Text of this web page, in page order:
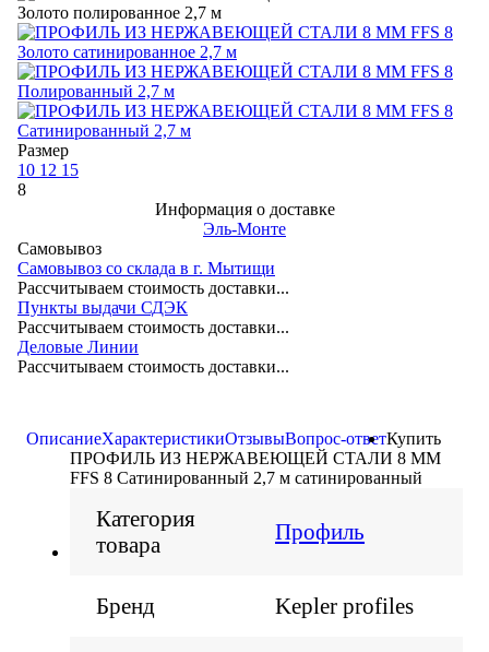
Размер
10 12 15
8
Информация о доставке
Эль-Монте
Самовывоз
Самовывоз со склада в г. Мытищи
Рассчитываем стоимость доставки...
Пункты выдачи СДЭК
Рассчитываем стоимость доставки...
Деловые Линии
Рассчитываем стоимость доставки...
ОписаниеХарактеристикиОтзывыВопрос-ответКупить
ПРОФИЛЬ ИЗ НЕРЖАВЕЮЩЕЙ СТАЛИ 8 ММ
FFS 8 Сатинированный 2,7 м сатинированный
Категория
товара
Профиль
Бренд Kepler profiles